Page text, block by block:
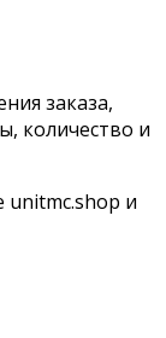
заказа,
количество и
unitmc.shop и